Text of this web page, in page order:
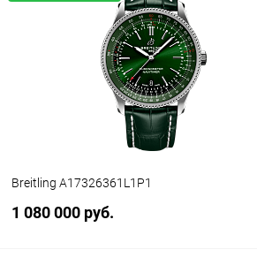
Купить в 1 клик Сравнение
В наличии
Breitling A17326361L1P1
1 080 000 руб.